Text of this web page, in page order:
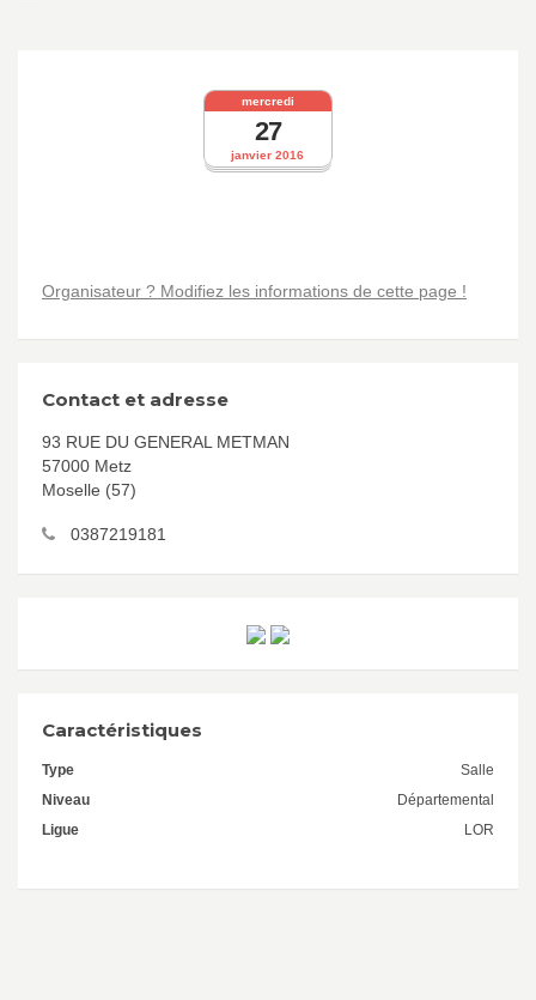
janvier 2016
mercredi
27
Organisateur ? Modifiez les informations de cette page !
Contact et adresse
93 RUE DU GENERAL METMAN
57000 Metz
Moselle (57)
0387219181
Caractéristiques
Type
Salle
Niveau
Départemental
Ligue
LOR